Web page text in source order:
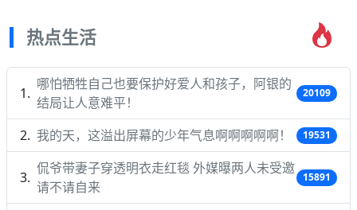
热点生活
哪怕牺牲自己也要保护好爱人和孩子，阿银的
结局让人意难平！
20109
我的天，这溢出屏幕的少年气息啊啊啊啊啊！ 19531
侃爷带妻子穿透明衣走红毯 外媒曝两人未受邀
请不请自来
15891